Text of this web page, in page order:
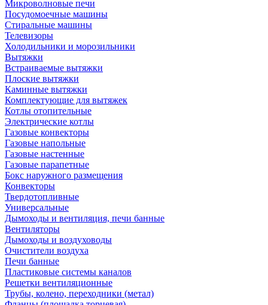
Микроволновые печи
Посудомоечные машины
Стиральные машины
Телевизоры
Холодильники и морозильники
Вытяжки
Встраиваемые вытяжки
Плоские вытяжки
Каминные вытяжки
Комплектующие для вытяжек
Котлы отопительные
Электрические котлы
Газовые конвекторы
Газовые напольные
Газовые настенные
Газовые парапетные
Бокс наружного размещения
Конвекторы
Твердотопливные
Универсальные
Дымоходы и вентиляция, печи банные
Вентиляторы
Дымоходы и воздуховоды
Очистители воздуха
Печи банные
Пластиковые системы каналов
Решетки вентиляционные
Трубы, колено, переходники (метал)